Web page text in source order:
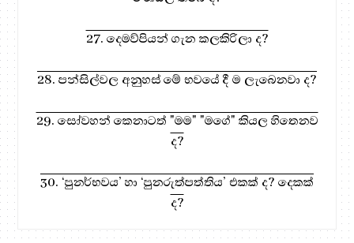
27. දෙමව්පියන් ගැන කලකිරිලා ද?
28. පන්සිල්වල අනුහස් මේ භවයේ දී ම ලැබෙනවා ද?
29. සෝවහන් කෙනාටත් "මම" "මගේ" කියල හිතෙනව
ද?
30. ‘පුනර්භවය’ හා ‘පුනරුත්පත්තිය’ එකක් ද? දෙකක්
ද?